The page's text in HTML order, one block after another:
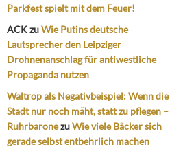
Parkfest spielt mit dem Feuer!
ACKzuWie Putins deutsche
Lautsprecher den Leipziger
Drohnenanschlag für antiwestliche
Propaganda nutzen
Waltrop als Negativbeispiel: Wenn die
Stadt nur noch mäht, statt zu pflegen –
RuhrbaronezuWie viele Bäcker sich
gerade selbst entbehrlich machen